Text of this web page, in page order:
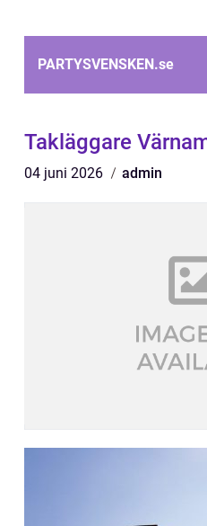
PARTYSVENSKEN.se
Takläggare
04 juni 2026 admin